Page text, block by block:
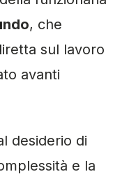
, che
sul lavoro
avanti
desiderio di
e la